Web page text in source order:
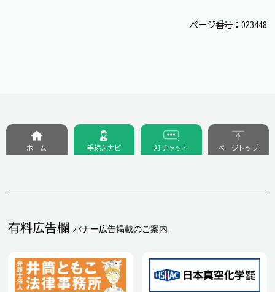
ページ番号：023448
有料広告欄 バナー広告掲載のご案内
ホーム 手続きナビ AIチャット ページトップ